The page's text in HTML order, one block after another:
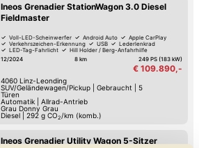
Ineos Grenadier StationWagon 3.0 Diesel
Fieldmaster
Voll-LED-Scheinwerfer Android Auto
Apple CarPlay
Verkehrszeichen-Erkennung
USB
Lederlenkrad
LED-Tag-Fahrlicht
Hill Holder / Berg-Anfahrhilfe
12/2024
8 km 249 PS (183 kW)
€ 109.890,-
4060 Linz-Leonding
SUV/Geländewagen/Pickup| Gebraucht
5
Türen
Automatik| Allrad-Antrieb
Grau Donny Grau
Diesel
292 g CO2 /km (komb.)
Ineos Grenadier Utility Wagon 5-Sitzer